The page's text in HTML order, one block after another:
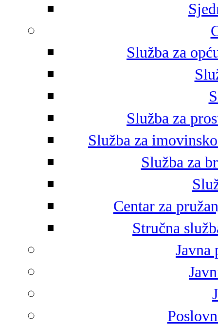
Služba za
Služba za
Služba za
Služba za
Centar za
Stručna
Javna